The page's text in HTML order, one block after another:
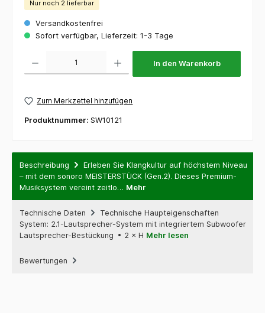
Nur noch 2 lieferbar
Versandkostenfrei
Sofort verfügbar, Lieferzeit: 1-3 Tage
In den Warenkorb
Zum Merkzettel hinzufügen
Produktnummer: SW10121
Beschreibung
Erleben Sie Klangkultur auf höchstem Niveau
– mit dem sonoro MEISTERSTÜCK (Gen.2). Dieses Premium-
Musiksystem vereint zeitlo… Mehr
Technische Daten
Technische Haupteigenschaften
System: 2.1-Lautsprecher-System mit integriertem Subwoofer
Lautsprecher-Bestückung • 2 × H Mehr lesen
Bewertungen